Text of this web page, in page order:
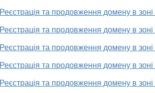
Реєстрація та продовження домену в зоні
Реєстрація та продовження домену в зоні
Реєстрація та продовження домену в зоні
Реєстрація та продовження домену в зоні
Реєстрація та продовження домену в зоні